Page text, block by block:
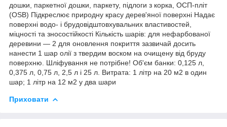
дошки, паркетної дошки, паркету, підлоги з корка, ОСП-пліт
(OSB) Підкреслює природну красу дерев'яної поверхні Надає
поверхні водо- і брудовідштовхувальних властивостей,
міцності та зносостійкості Кількість шарів: для нефарбованої
деревини — 2 для оновлення покриття зазвичай досить
нанести 1 шар олії з твердим воском на очищену від бруду
поверхню. Шліфування не потрібне! Об'єм банки: 0,125 л,
0,375 л, 0,75 л, 2,5 л і 25 л. Витрата: 1 літр на 20 м2 в один
шар; 1 літр на 12 м2 у два шари
Приховати